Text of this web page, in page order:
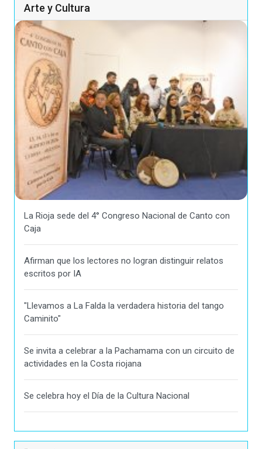
Arte y Cultura
La Rioja sede del 4° Congreso Nacional de Canto con
Caja
Afirman que los lectores no logran distinguir relatos
escritos por IA
"Llevamos a La Falda la verdadera historia del tango
Caminito"
Se invita a celebrar a la Pachamama con un circuito de
actividades en la Costa riojana
Se celebra hoy el Día de la Cultura Nacional